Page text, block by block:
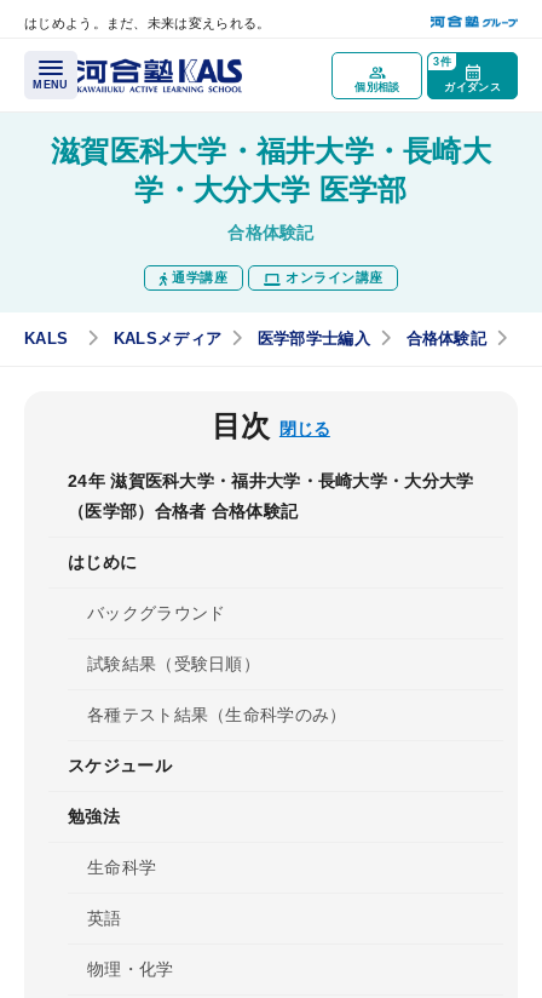
はじめよう。まだ、未来は変えられる。
メインコンテンツへスキップ
MENU 個別相談 ガイダンス
3件
医学部学士編入とは？
最重要科目「生命科学」とは？
医学部学士編入実施大学
ガイダンス・個別相談
チューター個別相談
ガイダンス・説明会に参加
過去のガイダンス・説明会
滋賀医科大学・福井大学・長崎大
学・大分大学 医学部
合格体験記
通学講座 オンライン講座
KALS KALSメディア 医学部学士編入 合格体験記
目次 閉じる
24年 滋賀医科大学・福井大学・長崎大学・大分大学
（医学部）合格者 合格体験記
はじめに
バックグラウンド
試験結果（受験日順）
各種テスト結果（生命科学のみ）
スケジュール
勉強法
生命科学
英語
物理・化学